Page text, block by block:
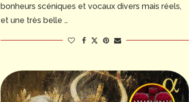
bonheurs scéniques et vocaux divers mais réels,
et une très belle …